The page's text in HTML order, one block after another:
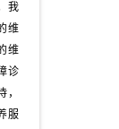
我
维
维
诊
，
服